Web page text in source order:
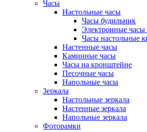
Часы
Настольные часы
Часы будильник
Электронные часы
Часы настольные
Настенные часы
Каминные часы
Часы на кронштейне
Песочные часы
Напольные часы
Зеркала
Настольные зеркала
Настенные зеркала
Напольные зеркала
Фоторамки